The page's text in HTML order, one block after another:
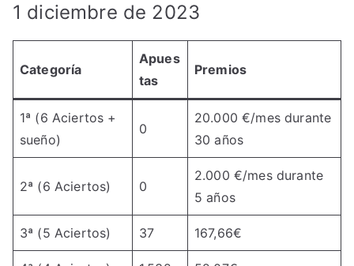
1 diciembre de 2023
Categoría
Apues
tas
Premios
1ª (6 Aciertos +
sueño)
0
20.000 €/mes durante
30 años
2ª (6 Aciertos) 0
2.000 €/mes durante
5 años
3ª (5 Aciertos) 37 167,66€